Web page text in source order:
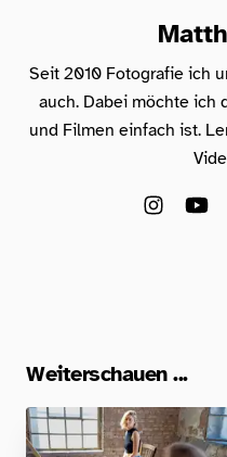
Seit 2010 Fotografie ich
auch. Dabei möchte ich
und Filmen einfach ist.
Weiterschauen ...